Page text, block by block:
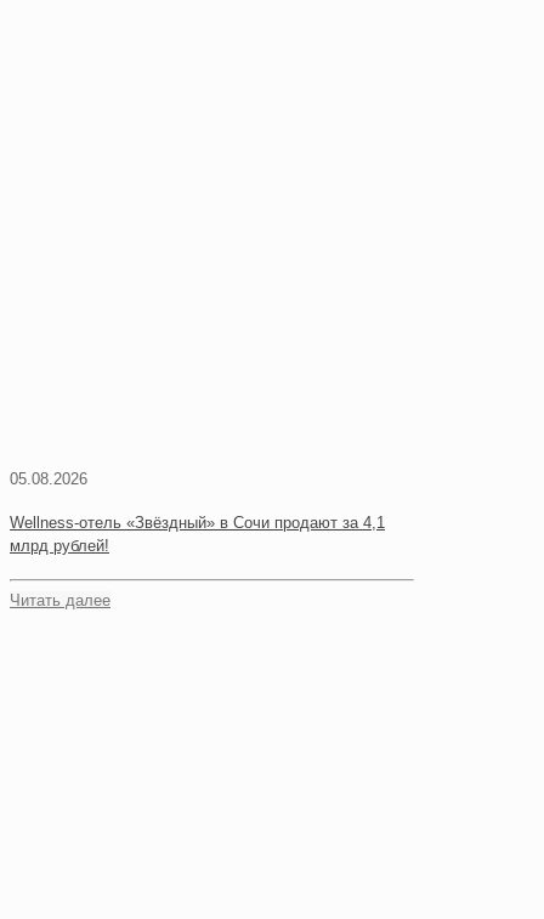
05.08.2026
Wellness-отель «Звёздный» в Сочи продают за 4,1
млрд рублей!
Читать далее